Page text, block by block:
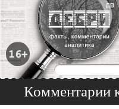
Комментарии